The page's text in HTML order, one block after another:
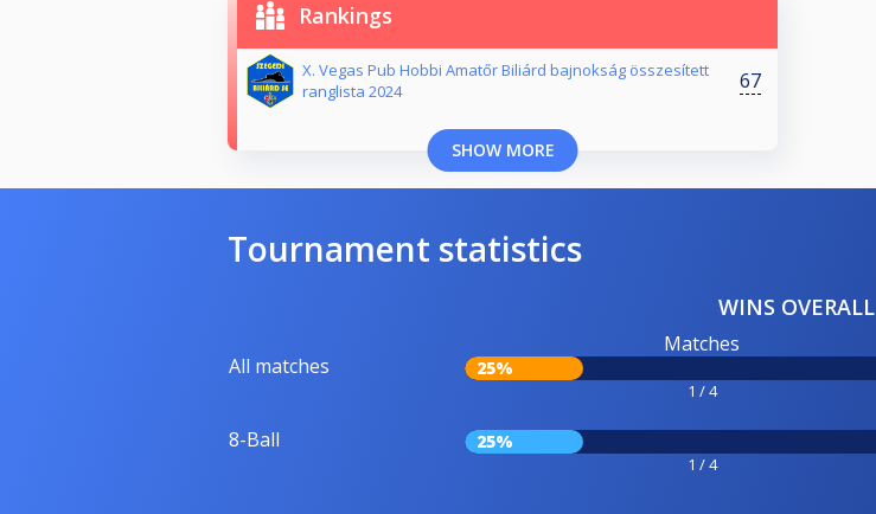
Rankings
X. Vegas Pub Hobbi Amatőr Biliárd bajnokság összesített
ranglista 2024
67
SHOW MORE
Tournament statistics
WINS OVERALL
All matches
Matches
25%
1 / 4
8-Ball 25%
1 / 4